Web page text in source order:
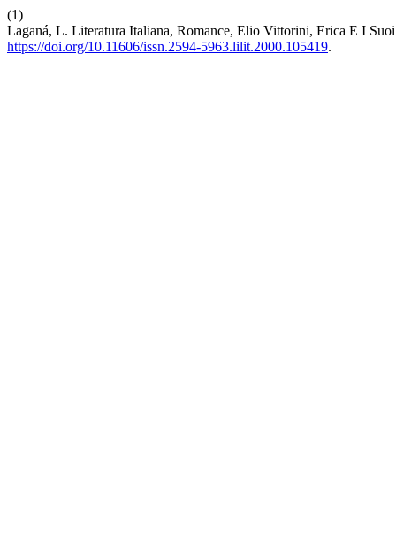
(1)
Laganá, L. Literatura Italiana, Romance, Elio Vittorini, Erica E I
https://doi.org/10.11606/issn.2594-5963.lilit.2000.105419.